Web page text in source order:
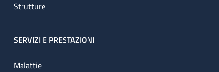
Strutture
SERVIZI E PRESTAZIONI
Malattie